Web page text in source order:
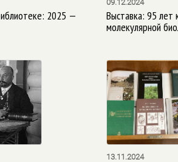
2025 —
09.12.2024
Выставка: 95
молекулярной
13.11.2024